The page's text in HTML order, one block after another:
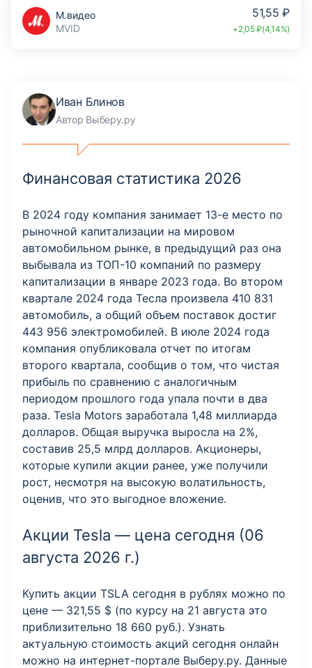
М.видео
MVID
51,55 ₽
+2,05 ₽(4,14%)
Иван Блинов
Автор Выберу.ру
Финансовая статистика 2026
В 2024 году компания занимает 13-е место по
рыночной капитализации на мировом
автомобильном рынке, в предыдущий раз она
выбывала из ТОП-10 компаний по размеру
капитализации в январе 2023 года. Во втором
квартале 2024 года Тесла произвела 410 831
автомобиль, а общий объем поставок достиг
443 956 электромобилей. В июле 2024 года
компания опубликовала отчет по итогам
второго квартала, сообщив о том, что чистая
прибыль по сравнению с аналогичным
периодом прошлого года упала почти в два
раза. Tesla Motors заработала 1,48 миллиарда
долларов. Общая выручка выросла на 2%,
составив 25,5 млрд долларов. Акционеры,
которые купили акции ранее, уже получили
рост, несмотря на высокую волатильность,
оценив, что это выгодное вложение.
Акции Tesla — цена сегодня (06
августа 2026 г.)
Купить акции TSLA сегодня в рублях можно по
цене — 321,55 $ (по курсу на 21 августа это
приблизительно 18 660 руб.). Узнать
актуальную стоимость акций сегодня онлайн
можно на интернет-портале Выберу.ру. Данные